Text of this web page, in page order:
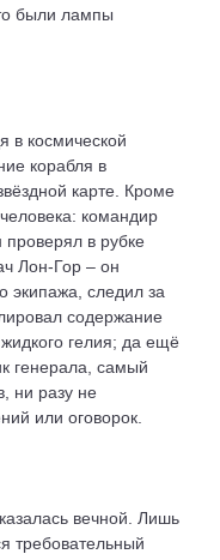
были лампы
в космической
корабля в
карте. Кроме
командир
проверял в рубке
Лон-Гор – он
экипажа, следил за
содержание
гелия; да ещё
генерала, самый
ни разу не
или оговорок.
вечной. Лишь
требовательный